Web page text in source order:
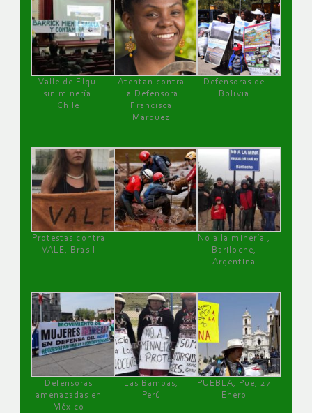
Valle de Elqui
sin minería.
Chile
Atentan contra
la Defensora
Francisca
Márquez
Defensoras de
Bolivia
Protestas contra
VALE, Brasil
No a la minería ,
Bariloche,
Argentina
Defensoras
amenazadas en
México
Las Bambas,
Perú
PUEBLA, Pue, 27
Enero